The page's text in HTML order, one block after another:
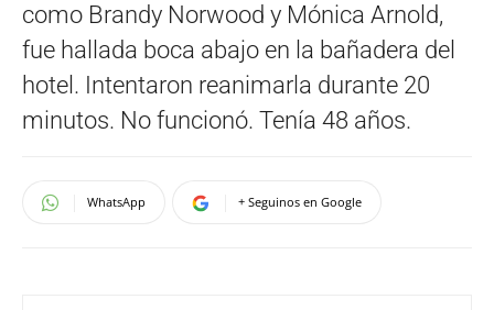
como Brandy Norwood y Mónica Arnold,
fue hallada boca abajo en la bañadera del
hotel. Intentaron reanimarla durante 20
minutos. No funcionó. Tenía 48 años.
WhatsApp + Seguinos en Google